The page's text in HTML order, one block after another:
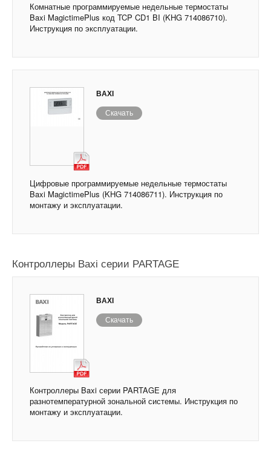
Комнатные программируемые недельные термостаты
Baxi MagictimePlus код TCP CD1 BI (KHG 714086710).
Инструкция по эксплуатации.
BAXI
Скачать
Цифровые программируемые недельные термостаты
Baxi MagictimePlus (KHG 714086711). Инструкция по
монтажу и эксплуатации.
Контроллеры Baxi серии PARTAGE
BAXI
Скачать
Контроллеры Baxi серии PARTAGE для
разнотемпературной зональной системы. Инструкция по
монтажу и эксплуатации.